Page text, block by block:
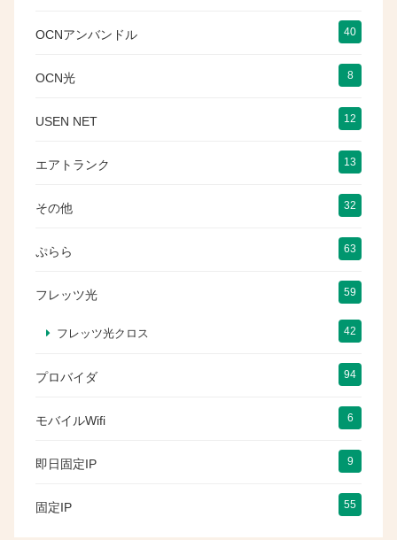
OCNアンバンドル 40
OCN光 8
USEN NET 12
エアトランク 13
その他 32
ぷらら 63
フレッツ光 59
フレッツ光クロス 42
プロバイダ 94
モバイルWifi 6
即日固定IP 9
固定IP 55